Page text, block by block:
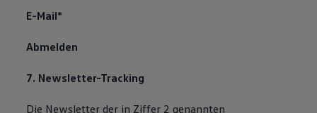
E-Mail*
Abmelden
7. Newsletter-Tracking
Die Newsletter der in Ziffer 2 genannten